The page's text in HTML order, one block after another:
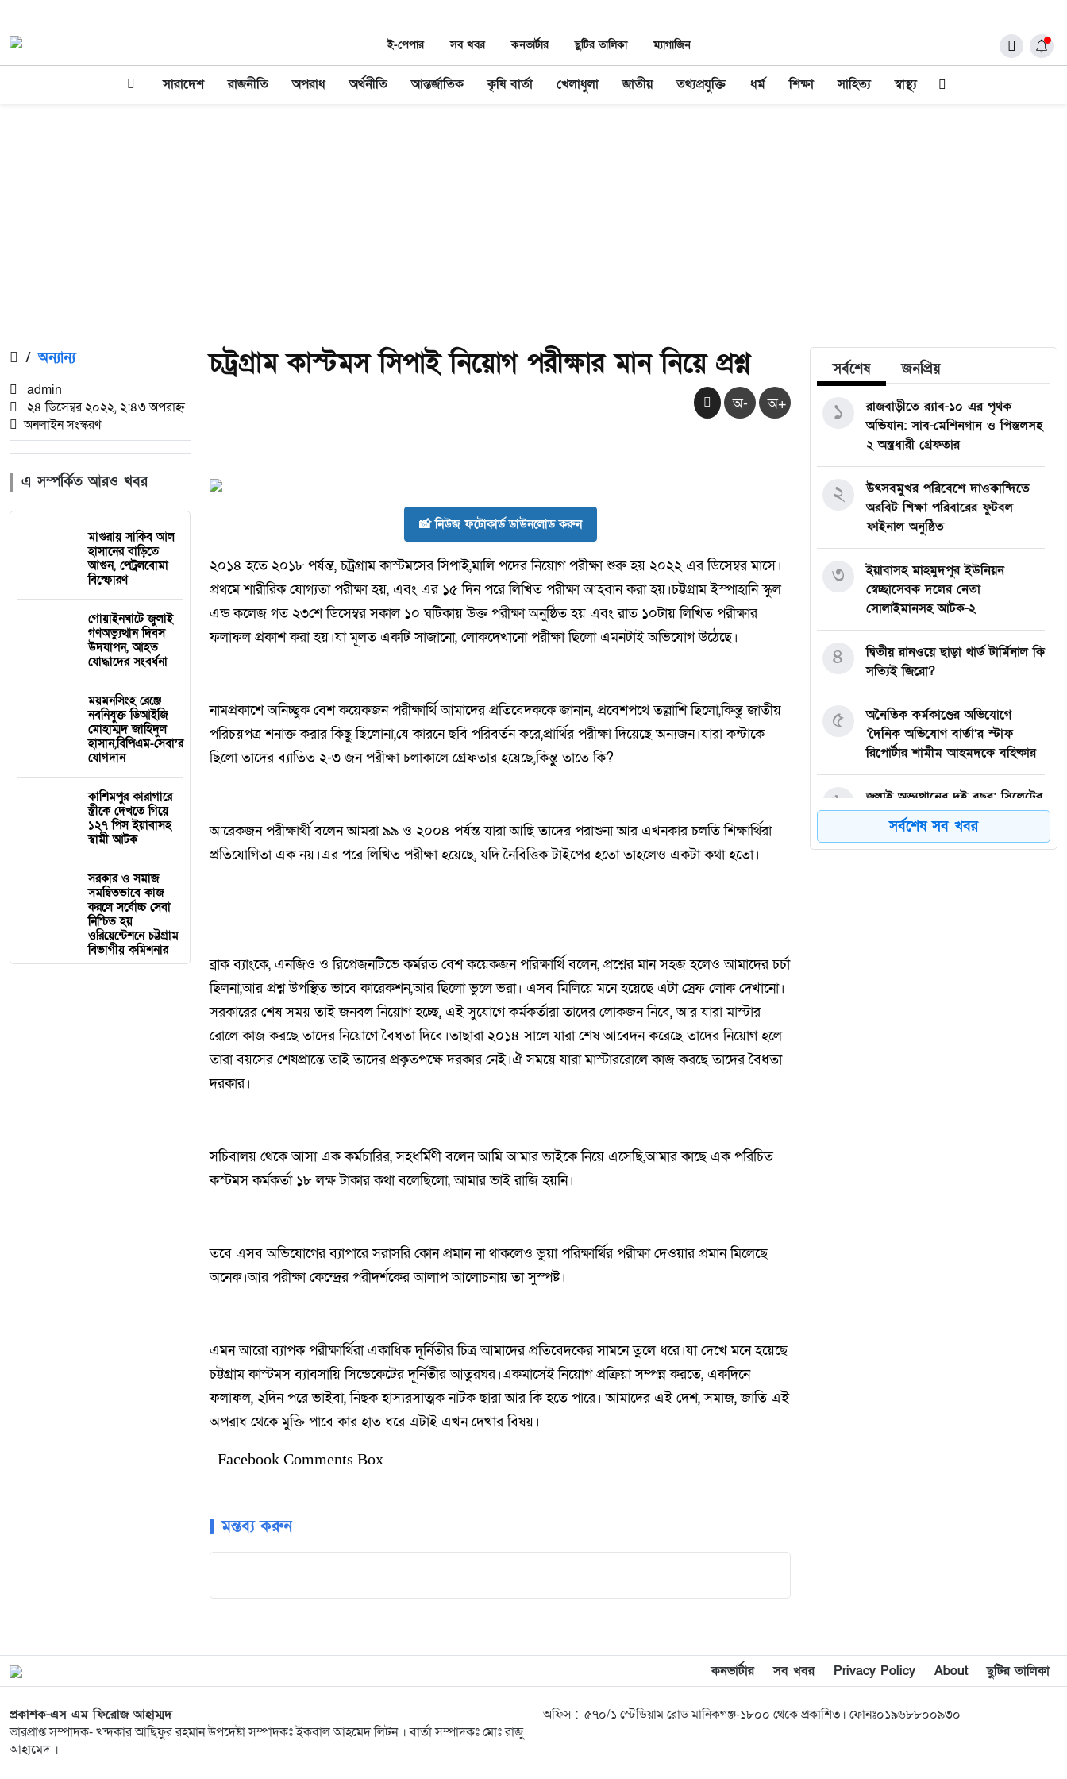
ই-পেপার সব খবর কনভার্টার ছুটির তালিকা ম্যাগাজিন
সারাদেশ রাজনীতি অপরাধ অর্থনীতি আন্তর্জাতিক কৃষি বার্তা খেলাধুলা জাতীয় তথ্যপ্রযুক্তি ধর্ম শিক্ষা সাহিত্য স্বাস্থ্য
/ অন্যান্য
admin
২৪ ডিসেম্বর ২০২২, ২:৪৩ অপরাহ্ন
অনলাইন সংস্করণ
এ সম্পর্কিত আরও খবর
মাগুরায় সাকিব আল
হাসানের বাড়িতে
আগুন, পেট্রলবোমা
বিস্ফোরণ
গোয়াইনঘাটে জুলাই
গণঅভ্যুত্থান দিবস
উদযাপন, আহত
যোদ্ধাদের সংবর্ধনা
ময়মনসিংহ রেঞ্জে
নবনিযুক্ত ডিআইজি
মোহাম্মদ জাহিদুল
হাসান,বিপিএম-সেবা’র
যোগদান
কাশিমপুর কারাগারে
স্ত্রীকে দেখতে গিয়ে
১২৭ পিস ইয়াবাসহ
স্বামী আটক
সরকার ও সমাজ
সমন্বিতভাবে কাজ
করলে সর্বোচ্চ সেবা
নিশ্চিত হয়
ওরিয়েন্টেশনে চট্টগ্রাম
বিভাগীয় কমিশনার
চট্রগ্রাম কাস্টমস সিপাই নিয়োগ পরীক্ষার মান নিয়ে প্রশ্ন
অ- অ+
📸 নিউজ ফটোকার্ড ডাউনলোড করুন
২০১৪ হতে ২০১৮ পর্যন্ত, চট্রগ্রাম কাস্টমসের সিপাই,মালি পদের নিয়োগ পরীক্ষা শুরু হয় ২০২২ এর ডিসেম্বর মাসে।
প্রথমে শারীরিক যোগ্যতা পরীক্ষা হয়, এবং এর ১৫ দিন পরে লিখিত পরীক্ষা আহবান করা হয়।চট্টগ্রাম ইস্পাহানি স্কুল
এন্ড কলেজ গত ২৩শে ডিসেম্বর সকাল ১০ ঘটিকায় উক্ত পরীক্ষা অনুষ্ঠিত হয় এবং রাত ১০টায় লিখিত পরীক্ষার
ফলাফল প্রকাশ করা হয়।যা মূলত একটি সাজানো, লোকদেখানো পরীক্ষা ছিলো এমনটাই অভিযোগ উঠেছে।
নামপ্রকাশে অনিচ্ছুক বেশ কয়েকজন পরীক্ষার্থি আমাদের প্রতিবেদককে জানান, প্রবেশপথে তল্লাশি ছিলো,কিন্তু জাতীয়
পরিচয়পত্র শনাক্ত করার কিছু ছিলোনা,যে কারনে ছবি পরিবর্তন করে,প্রার্থির পরীক্ষা দিয়েছে অন্যজন।যারা কন্টাকে
ছিলো তাদের ব্যাতিত ২-৩ জন পরীক্ষা চলাকালে গ্রেফতার হয়েছে,কিন্তুু তাতে কি?
আরেকজন পরীক্ষার্থী বলেন আমরা ৯৯ ও ২০০৪ পর্যন্ত যারা আছি তাদের পরাশুনা আর এখনকার চলতি শিক্ষার্থিরা
প্রতিযোগিতা এক নয়।এর পরে লিখিত পরীক্ষা হয়েছে, যদি নৈবিত্তিক টাইপের হতো তাহলেও একটা কথা হতো।
ব্রাক ব্যাংকে, এনজিও ও রিপ্রেজনটিভে কর্মরত বেশ কয়েকজন পরিক্ষার্থি বলেন, প্রশ্নের মান সহজ হলেও আমাদের চর্চা
ছিলনা,আর প্রশ্ন উপস্থিত ভাবে কারেকশন,আর ছিলো ভুলে ভরা। এসব মিলিয়ে মনে হয়েছে এটা স্রেফ লোক দেখানো।
সরকারের শেষ সময় তাই জনবল নিয়োগ হচ্ছে, এই সুযোগে কর্মকর্তারা তাদের লোকজন নিবে, আর যারা মাস্টার
রোলে কাজ করছে তাদের নিয়োগে বৈধতা দিবে।তাছারা ২০১৪ সালে যারা শেষ আবেদন করেছে তাদের নিয়োগ হলে
তারা বয়সের শেষপ্রান্তে তাই তাদের প্রকৃতপক্ষে দরকার নেই।ঐ সময়ে যারা মাস্টাররোলে কাজ করছে তাদের বৈধতা
দরকার।
সচিবালয় থেকে আসা এক কর্মচারির, সহধর্মিণী বলেন আমি আমার ভাইকে নিয়ে এসেছি,আমার কাছে এক পরিচিত
কস্টমস কর্মকর্তা ১৮ লক্ষ টাকার কথা বলেছিলো, আমার ভাই রাজি হয়নি।
তবে এসব অভিযোগের ব্যাপারে সরাসরি কোন প্রমান না থাকলেও ভুয়া পরিক্ষার্থির পরীক্ষা দেওয়ার প্রমান মিলেছে
অনেক।আর পরীক্ষা কেন্দ্রের পরীদর্শকের আলাপ আলোচনায় তা সুস্পষ্ট।
এমন আরো ব্যাপক পরীক্ষার্থিরা একাধিক দূর্নিতীর চিত্র আমাদের প্রতিবেদকের সামনে তুলে ধরে।যা দেখে মনে হয়েছে
চট্টগ্রাম কাস্টমস ব্যাবসায়ি সিন্ডেকেটের দূর্নিতীর আতুরঘর।একমাসেই নিয়োগ প্রক্রিয়া সম্পন্ন করতে, একদিনে
ফলাফল, ২দিন পরে ভাইবা, নিছক হাস্যরসাত্মক নাটক ছারা আর কি হতে পারে। আমাদের এই দেশ, সমাজ, জাতি এই
অপরাধ থেকে মুক্তি পাবে কার হাত ধরে এটাই এখন দেখার বিষয়।
Facebook Comments Box
মন্তব্য করুন
সর্বশেষ জনপ্রিয়
রাজবাড়ীতে র‍্যাব-১০ এর পৃথক
অভিযান: সাব-মেশিনগান ও পিস্তলসহ
২ অস্ত্রধারী গ্রেফতার
১
উৎসবমুখর পরিবেশে দাওকান্দিতে
অরবিট শিক্ষা পরিবারের ফুটবল
ফাইনাল অনুষ্ঠিত
২
ইয়াবাসহ মাহমুদপুর ইউনিয়ন
স্বেচ্ছাসেবক দলের নেতা
সোলাইমানসহ আটক-২
৩
দ্বিতীয় রানওয়ে ছাড়া থার্ড টার্মিনাল কি
সত্যিই জিরো?
৪
অনৈতিক কর্মকাণ্ডের অভিযোগে
‘দৈনিক অভিযোগ বার্তা’র স্টাফ
রিপোর্টার শামীম আহমদকে বহিষ্কার
৫
জুলাই অভ্যুত্থানের দুই বছর: সিলেটের
সাবেক মন্ত্রী-এমপিরা কে কোথায়? ​
৬
শেখ হাসিনার বক্তব্য প্রচার না করার
১৮
সর্বশেষ সব খবর
কনভার্টার সব খবর Privacy Policy About ছুটির তালিকা
প্রকাশক-এস এম ফিরোজ আহাম্মদ
ভারপ্রাপ্ত সম্পাদক- খন্দকার আছিফুর রহমান উপদেষ্টা সম্পাদকঃ ইকবাল আহমেদ লিটন । বার্তা সম্পাদকঃ মোঃ রাজু
আহামেদ ।
অফিস : ৫৭০/১ স্টেডিয়াম রোড মানিকগঞ্জ-১৮০০ থেকে প্রকাশিত। ফোনঃ০১৯৬৮৮০০৯৩০